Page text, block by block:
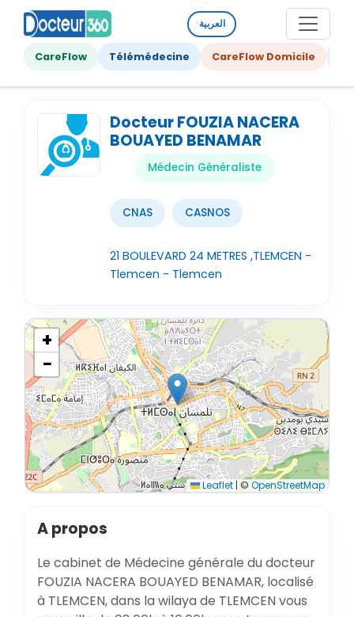
العربية
CareFlow Télémédecine CareFlow Domicile
Docteur FOUZIA NACERA
BOUAYED BENAMAR
Médecin Généraliste
CNAS CASNOS
21 BOULEVARD 24 METRES ,TLEMCEN -
Tlemcen - Tlemcen
+
−
Leaflet | © OpenStreetMap
A propos
Le cabinet de Médecine générale du docteur
FOUZIA NACERA BOUAYED BENAMAR, localisé
à TLEMCEN, dans la wilaya de TLEMCEN vous